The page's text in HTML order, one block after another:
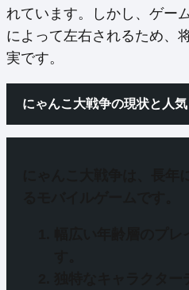
れています。しかし、ゲー
によって左右されるため、
実です。
にゃんこ大戦争の現状と人気